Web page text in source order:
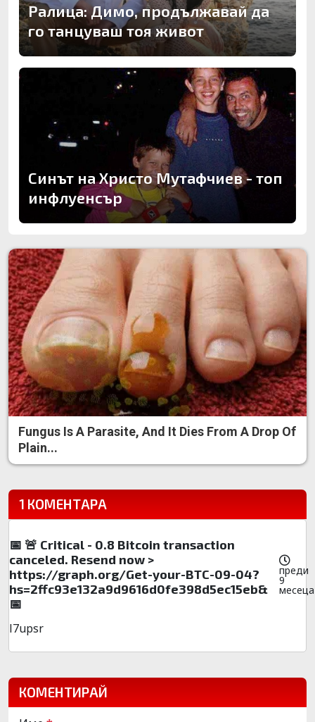
Ралица: Димо, продължавай да
го танцуваш тоя живот
Синът на Христо Мутафчиев - топ
инфлуенсър
Fungus Is A Parasite, And It Dies From A Drop Of
Plain...
1 КОМЕНТАРА
📅 🚨 Critical - 0.8 Bitcoin transaction
canceled. Resend now >
https://graph.org/Get-your-BTC-09-04?
hs=2ffc93e132a9d9616d0fe398d5ec15eb&
📅
преди
9
месеца
l7upsr
КОМЕНТИРАЙ